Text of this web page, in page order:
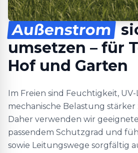
Außenstrom
umsetzen – für
Hof und Garten
Im Freien sind Feuchtigkeit,
mechanische Belastung
Daher verwenden wir
passendem Schutzgrad und
sowie Leitungswege sorgfältig